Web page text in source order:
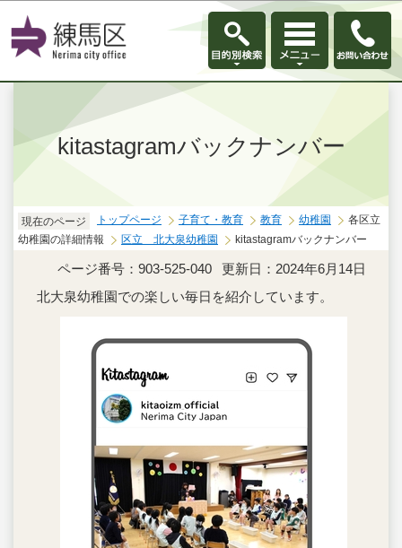
このページの本文へ移動
kitastagramバックナンバー
現在のページ トップページ 子育て・教育 教育 幼稚園
各区立
幼稚園の詳細情報
区立 北大泉幼稚園 kitastagramバックナンバー
ページ番号：903-525-040
更新日：2024年6月14日
北大泉幼稚園での楽しい毎日を紹介しています。